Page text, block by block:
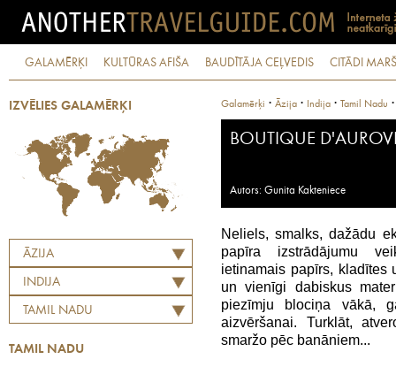
GALAMĒRĶI KULTŪRAS AFIŠA BAUDĪTĀJA CEĻVEDIS CITĀDI
IZVĒLIES GALAMĒRĶI
ĀZIJA
INDIJA
TAMIL NADU
TAMIL NADU
Galamērķi · Āzija · Indija · Tamil Nadu
BOUTIQUE
Autors: Gunita Kakteniece
Neliels, smalks, dažādu
papīra izstrādājumu
ietinamais papīrs, kladītes
un vienīgi dabiskus
piezīmju blociņa vākā,
aizvēršanai. Turklāt,
smaržo pēc banāniem...